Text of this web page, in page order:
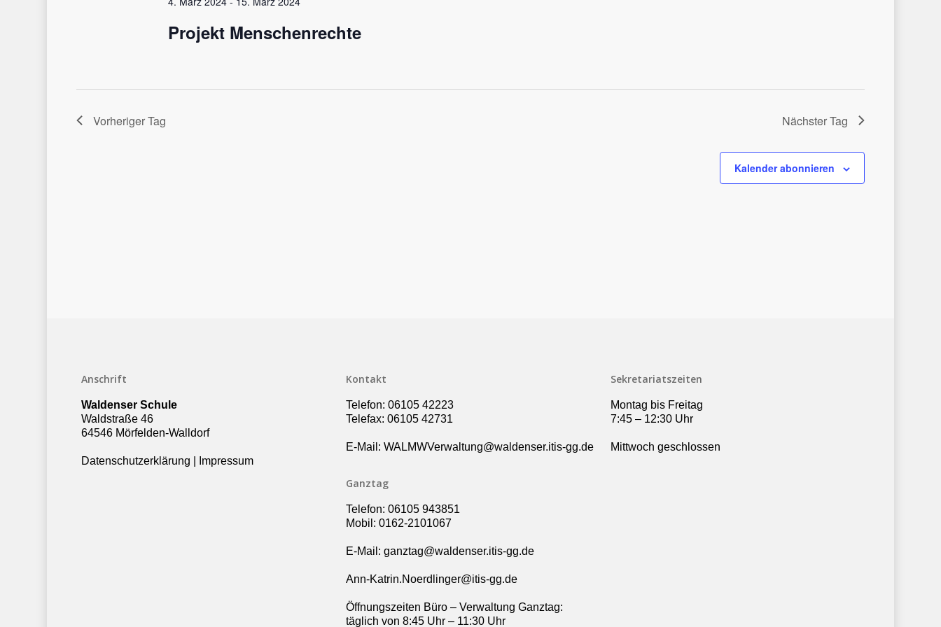
Projekt Menschenrechte
Vorheriger Tag Nächster Tag
Kalender abonnieren
Anschrift
Waldenser Schule
Waldstraße 46
64546 Mörfelden-Walldorf
Datenschutzerklärung Impressum
Kontakt
Telefon: 06105 42223
Telefax: 06105 42731
E-Mail: WALMWVerwaltung@waldenser.itis-gg.de
Ganztag
Telefon: 06105 943851
Mobil: 0162-2101067
E-Mail: ganztag@waldenser.itis-gg.de
Ann-Katrin.Noerdlinger@itis-gg.de
Öffnungszeiten Büro – Verwaltung Ganztag:
täglich von 8:45 Uhr – 11:30 Uhr
Sekretariatszeiten
Montag bis Freitag
7:45 – 12:30 Uhr
Mittwoch geschlossen